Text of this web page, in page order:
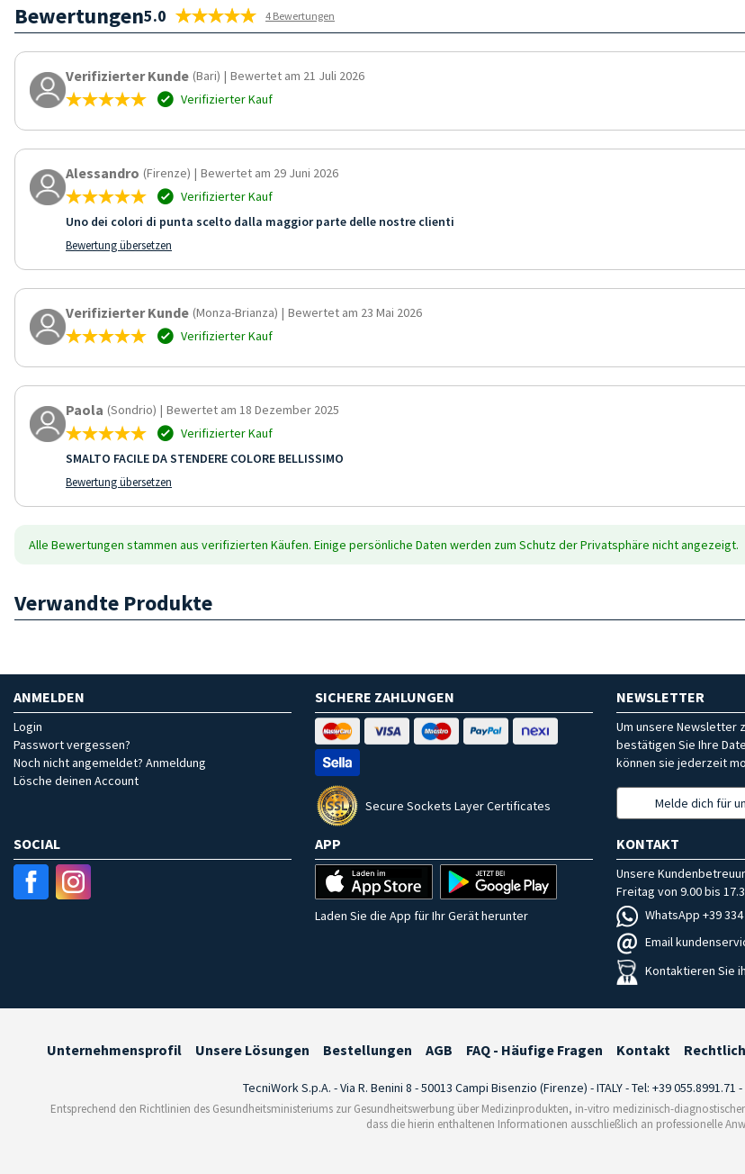
Bewertungen5.0 4 Bewertungen
Verifizierter Kunde (Bari) | Bewertet am 21 Juli 2026
Verifizierter Kauf
Alessandro (Firenze) | Bewertet am 29 Juni 2026
Verifizierter Kauf
Uno dei colori di punta scelto dalla maggior parte delle nostre clienti
Bewertung übersetzen
Verifizierter Kunde (Monza-Brianza) | Bewertet am 23 Mai 2026
Verifizierter Kauf
Paola (Sondrio) | Bewertet am 18 Dezember 2025
Verifizierter Kauf
SMALTO FACILE DA STENDERE COLORE BELLISSIMO
Bewertung übersetzen
Alle Bewertungen stammen aus verifizierten Käufen. Einige persönliche Daten werden zum Schutz der Privatsphäre nicht angezeigt.
Verwandte Produkte
ANMELDEN
Login
Passwort vergessen?
Noch nicht angemeldet? Anmeldung
Lösche deinen Account
SICHERE ZAHLUNGEN
Secure Sockets Layer Certificates
NEWSLETTER
Um unsere Newsletter
bestätigen Sie Ihre
können sie jederzeit
Melde dich für
SOCIAL APP
Laden Sie die App für Ihr Gerät herunter
KONTAKT
Unsere
Freitag von 9.00 bis
WhatsApp +39
Email
Kontaktieren Sie
Unternehmensprofil Unsere Lösungen Bestellungen AGB FAQ - Häufige Fragen Kontakt
TecniWork S.p.A. - Via R. Benini 8 - 50013 Campi Bisenzio (Firenze) - ITALY - Tel: +39 055.8991.71
Entsprechend den Richtlinien des Gesundheitsministeriums zur Gesundheitswerbung über Medizinprodukten, in-vitro medizinisch-
dass die hierin enthaltenen Informationen ausschließlich an professionelle